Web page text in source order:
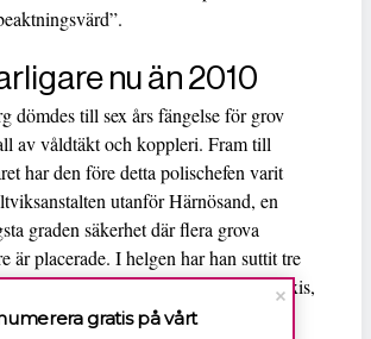
nu än 2010
dömdes till sex års fängelse för grov
av våldtäkt och koppleri. Fram till
har den före detta polischefen varit
utanför Härnösand, en
graden säkerhet där flera grova
är placerade. I helgen har han suttit tre
straff och kommer därför, enligt praxis,
gratis på vårt